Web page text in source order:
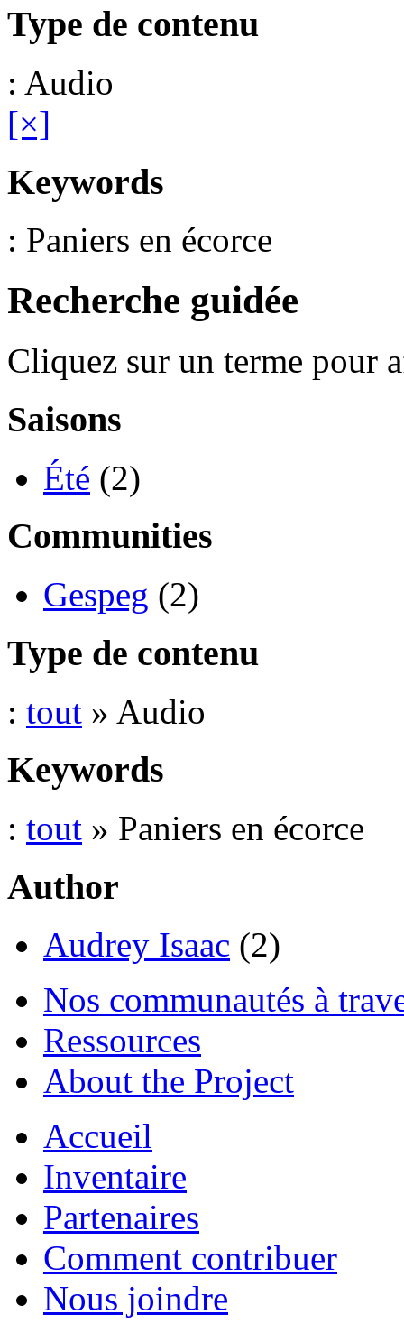
Type de contenu
: Audio
[×]
Keywords
: Paniers en écorce
Recherche guidée
Cliquez sur un terme pour
Saisons
Été (2)
Communities
Gespeg (2)
Type de contenu
: tout » Audio
Keywords
: tout » Paniers en écorce
Author
Audrey Isaac (2)
Nos communautés à
Ressources
About the Project
Accueil
Inventaire
Partenaires
Comment contribuer
Nous joindre